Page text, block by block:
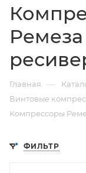
Главная —
Винтовые
Компрессоры
ФИЛЬТР